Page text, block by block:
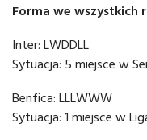
Forma we wszystkich
Inter: LWDDLL
Sytuacja: 5 miejsce w
Benfica: LLLWWW
Sytuacja: 1 miejsce w